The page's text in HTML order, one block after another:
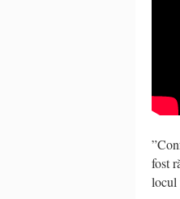
fost
locul